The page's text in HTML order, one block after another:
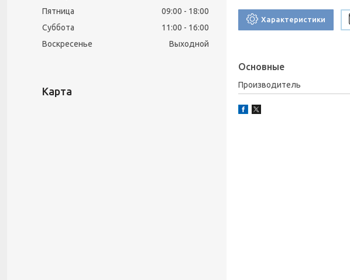
Характеристики
Основные
Производитель
Пятница
09:00
18:00
Суббота
11:00
16:00
Воскресенье
Выходной
Карта